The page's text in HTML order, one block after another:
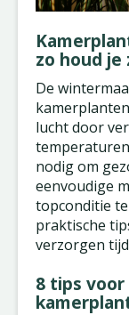
zo houd je
De
lucht door
nodig om
eenvoudige
topconditie
praktische
verzorgen
8 tips